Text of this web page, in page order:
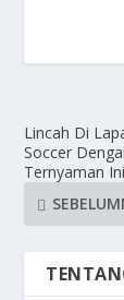
Lincah Di
Soccer
Ternyaman